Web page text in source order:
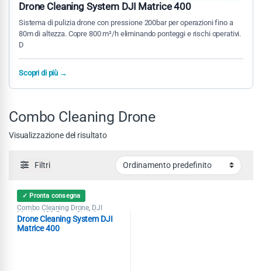
Drone Cleaning System DJI Matrice 400
Sistema di pulizia drone con pressione 200bar per operazioni fino a
80m di altezza. Copre 800 m²/h eliminando ponteggi e rischi operativi.
D
Scopri di più →
Combo Cleaning Drone
Visualizzazione del risultato
Filtri
✓ Pronta consegna
Combo Cleaning Drone DJI
Matrice 400 Drone Cleaning
System
Drone Cleaning System DJI
Matrice 400